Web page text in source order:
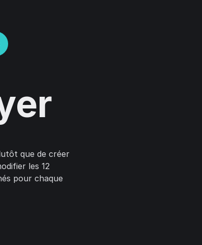
que de créer
les 12
pour chaque